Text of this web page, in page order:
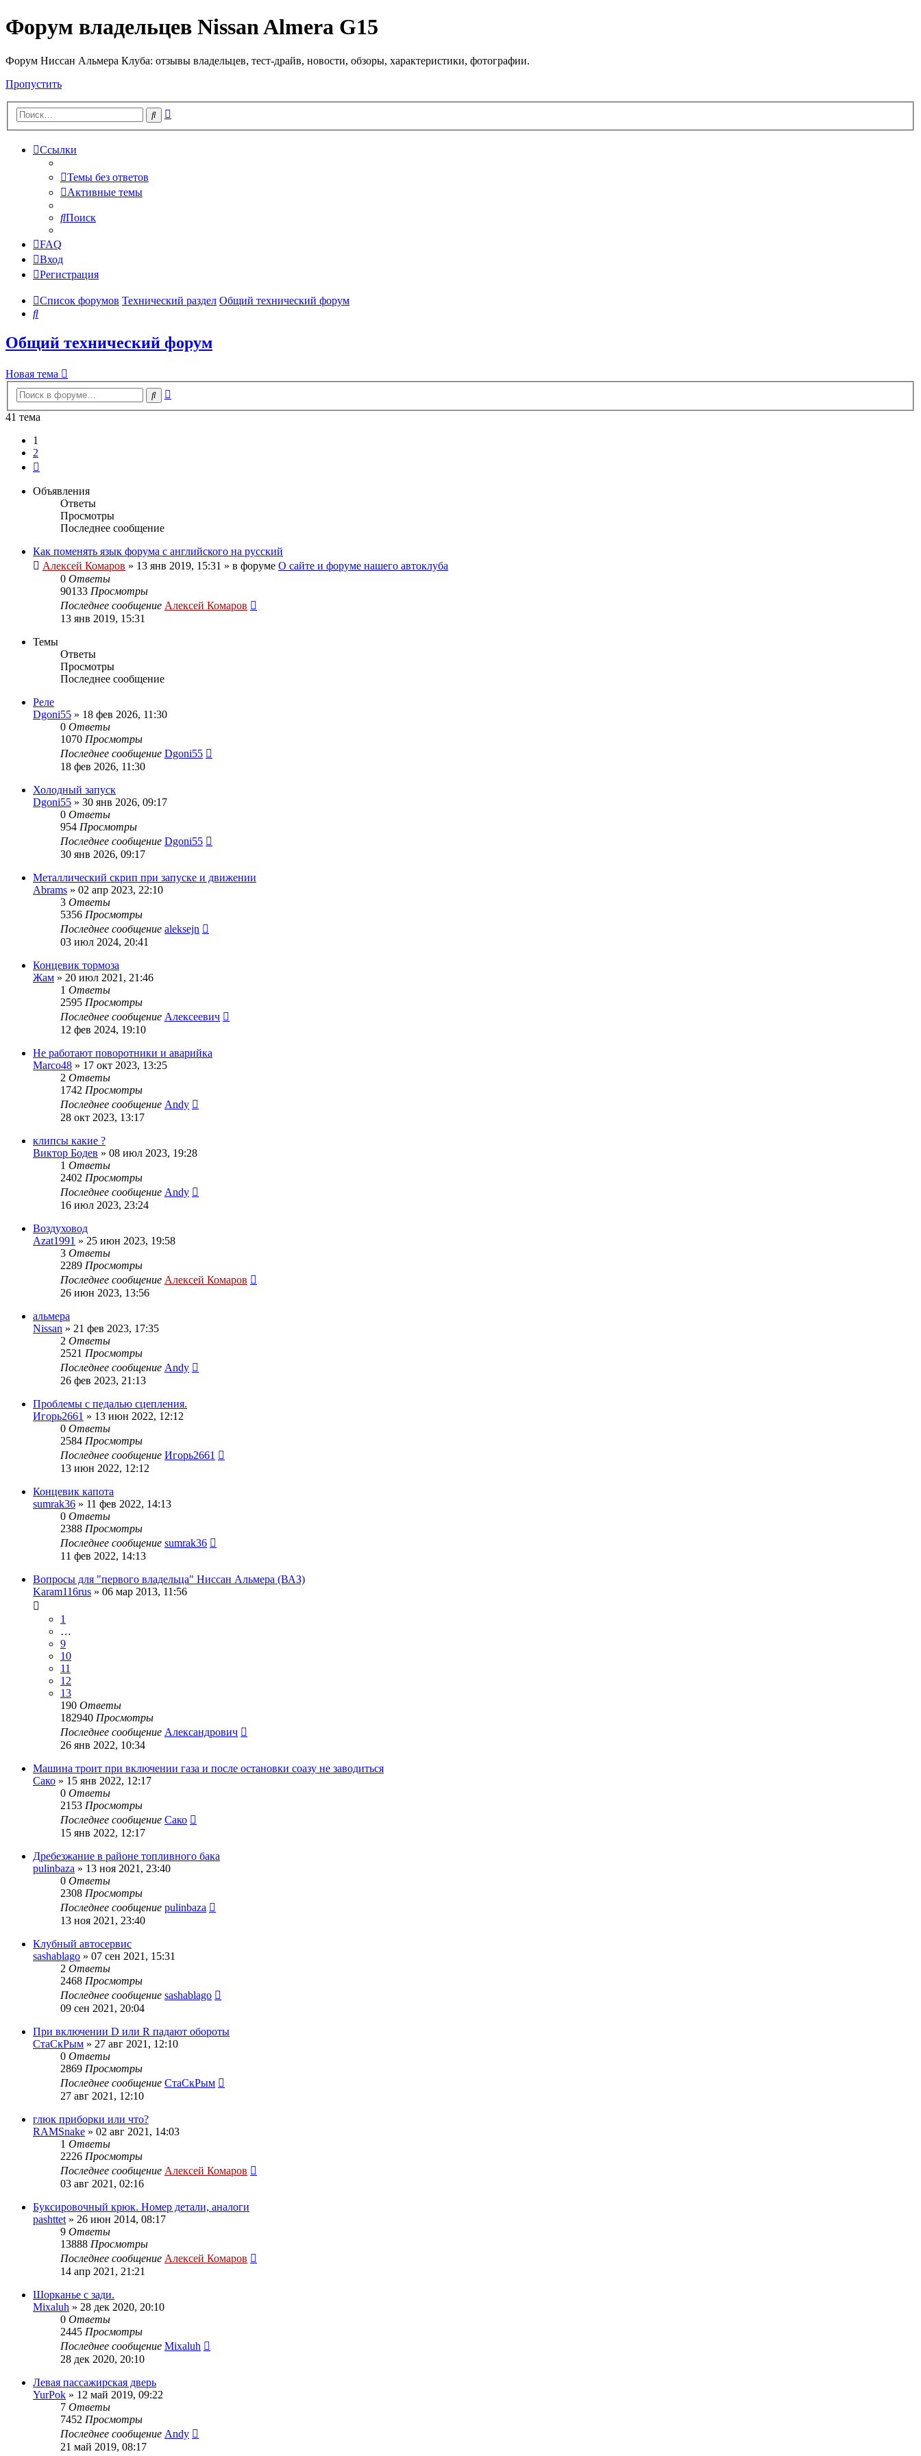
Форум владельцев Nissan Almera G15
Форум Ниссан Альмера Клуба: отзывы владельцев, тест-драйв, новости, обзоры, характеристики, фотографии.
Пропустить
Поиск
Ссылки
Темы без ответов
Активные темы
Поиск
FAQ
Вход
Регистрация
Список форумов Технический раздел Общий технический форум
Поиск
Общий технический форум
Новая тема
Поиск
41 тема
1
2
Объявления
Ответы
Просмотры
Последнее сообщение
Как поменять язык форума с английского на русский
Алексей Комаров » 13 янв 2019, 15:31 » в форуме О сайте и форуме нашего автоклуба
0 Ответы
90133 Просмотры
Последнее сообщение Алексей Комаров
13 янв 2019, 15:31
Темы
Ответы
Просмотры
Последнее сообщение
Реле
Dgoni55 » 18 фев 2026, 11:30
0 Ответы
1070 Просмотры
Последнее сообщение Dgoni55
18 фев 2026, 11:30
Холодный запуск
Dgoni55 » 30 янв 2026, 09:17
0 Ответы
954 Просмотры
Последнее сообщение Dgoni55
30 янв 2026, 09:17
Металлический скрип при запуске и движении
Abrams » 02 апр 2023, 22:10
3 Ответы
5356 Просмотры
Последнее сообщение aleksejn
03 июл 2024, 20:41
Концевик тормоза
Жам » 20 июл 2021, 21:46
1 Ответы
2595 Просмотры
Последнее сообщение Алексеевич
12 фев 2024, 19:10
Не работают поворотники и аварийка
Marco48 » 17 окт 2023, 13:25
2 Ответы
1742 Просмотры
Последнее сообщение Andy
28 окт 2023, 13:17
клипсы какие ?
Виктор Бодев » 08 июл 2023, 19:28
1 Ответы
2402 Просмотры
Последнее сообщение Andy
16 июл 2023, 23:24
Воздуховод
Azat1991 » 25 июн 2023, 19:58
3 Ответы
2289 Просмотры
Последнее сообщение Алексей Комаров
26 июн 2023, 13:56
альмера
Nissan » 21 фев 2023, 17:35
2 Ответы
2521 Просмотры
Последнее сообщение Andy
26 фев 2023, 21:13
Проблемы с педалью сцепления.
Игорь2661 » 13 июн 2022, 12:12
0 Ответы
2584 Просмотры
Последнее сообщение Игорь2661
13 июн 2022, 12:12
Концевик капота
sumrak36 » 11 фев 2022, 14:13
0 Ответы
2388 Просмотры
Последнее сообщение sumrak36
11 фев 2022, 14:13
Вопросы для "первого владельца" Ниссан Альмера (ВАЗ)
Karam116rus » 06 мар 2013, 11:56
1
…
9
10
11
12
13
190 Ответы
182940 Просмотры
Последнее сообщение Александрович
26 янв 2022, 10:34
Машина троит при включении газа и после остановки соазу не заводиться
Сако » 15 янв 2022, 12:17
0 Ответы
2153 Просмотры
Последнее сообщение Сако
15 янв 2022, 12:17
Дребезжание в районе топливного бака
pulinbaza » 13 ноя 2021, 23:40
0 Ответы
2308 Просмотры
Последнее сообщение pulinbaza
13 ноя 2021, 23:40
Клубный автосервис
sashablago » 07 сен 2021, 15:31
2 Ответы
2468 Просмотры
Последнее сообщение sashablago
09 сен 2021, 20:04
При включении D или R падают обороты
СтаСкРым » 27 авг 2021, 12:10
0 Ответы
2869 Просмотры
Последнее сообщение СтаСкРым
27 авг 2021, 12:10
глюк приборки или что?
RAMSnake » 02 авг 2021, 14:03
1 Ответы
2226 Просмотры
Последнее сообщение Алексей Комаров
03 авг 2021, 02:16
Буксировочный крюк. Номер детали, аналоги
pashttet » 26 июн 2014, 08:17
9 Ответы
13888 Просмотры
Последнее сообщение Алексей Комаров
14 апр 2021, 21:21
Шорканье с зади.
Mixaluh » 28 дек 2020, 20:10
0 Ответы
2445 Просмотры
Последнее сообщение Mixaluh
28 дек 2020, 20:10
Левая пассажирская дверь
YurPok » 12 май 2019, 09:22
7 Ответы
7452 Просмотры
Последнее сообщение Andy
21 май 2019, 08:17